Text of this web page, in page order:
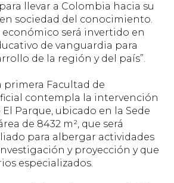
llevar a Colombia hacia su
sociedad del conocimiento.
será invertido en
de vanguardia para
de la región y del país”.
primera Facultad de
contempla la intervención
Parque, ubicado en la Sede
de 8432 m², que será
para albergar actividades
y proyección y que
especializados.